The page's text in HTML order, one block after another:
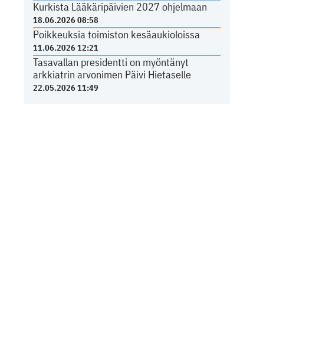
Kurkista Lääkäripäivien 2027 ohjelmaan
18.06.2026 08:58
Poikkeuksia toimiston kesäaukioloissa
11.06.2026 12:21
Tasavallan presidentti on myöntänyt
arkkiatrin arvonimen Päivi Hietaselle
22.05.2026 11:49